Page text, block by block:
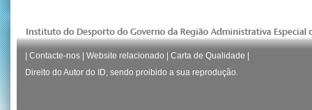
Contacte-nos Website relacionado Carta de Qualidade
Direito do Autor do ID, sendo proibido a sua reprodução.